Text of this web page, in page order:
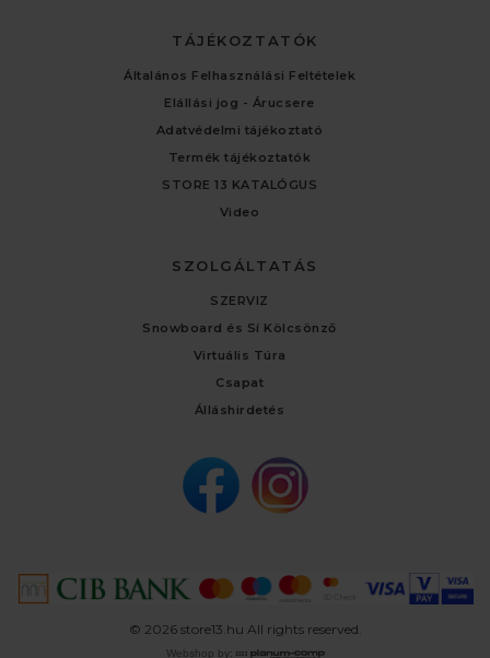
TÁJÉKOZTATÓK
Általános Felhasználási Feltételek
Elállási jog - Árucsere
Adatvédelmi tájékoztató
Termék tájékoztatók
STORE 13 KATALÓGUS
Video
SZOLGÁLTATÁS
SZERVIZ
Snowboard és Sí Kölcsönző
Virtuális Túra
Csapat
Álláshirdetés
© 2026 store13.hu All rights reserved.
Webshop by: